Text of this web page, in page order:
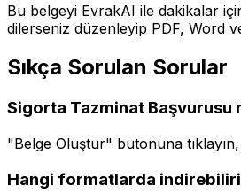
Bu belgeyi EvrakAI ile dakikalar
dilerseniz düzenleyip PDF, Word
Sıkça Sorulan Sorular
Sigorta Tazminat Başvurusu
"Belge Oluştur" butonuna
Hangi formatlarda